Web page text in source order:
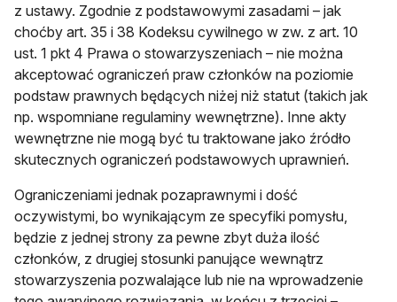
z ustawy. Zgodnie z podstawowymi zasadami – jak
choćby art. 35 i 38 Kodeksu cywilnego w zw. z art. 10
ust. 1 pkt 4 Prawa o stowarzyszeniach – nie można
akceptować ograniczeń praw członków na poziomie
podstaw prawnych będących niżej niż statut (takich jak
np. wspomniane regulaminy wewnętrzne). Inne akty
wewnętrzne nie mogą być tu traktowane jako źródło
skutecznych ograniczeń podstawowych uprawnień.
Ograniczeniami jednak pozaprawnymi i dość
oczywistymi, bo wynikającym ze specyfiki pomysłu,
będzie z jednej strony za pewne zbyt duża ilość
członków, z drugiej stosunki panujące wewnątrz
stowarzyszenia pozwalające lub nie na wprowadzenie